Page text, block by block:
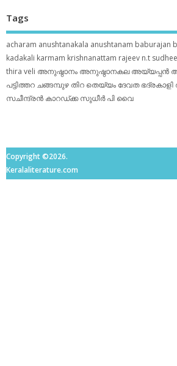
Tags
acharam anushtanakala anushtanam baburajan
kadakali karmam krishnanattam rajeev n.t
thira veli അനുഷ്ഠാനം അനുഷ്ഠാനകല അയ്യപ്പന്‍
പട്ടിത്തറ ചങ്ങമ്പുഴ തിറ തെയ്യം ദേവത ഭദ്രകാളി
സചീന്ദ്രന്‍ കാറഡ്ക്ക സുധീര്‍ പി വൈ
Copyright ©2026.
Keralaliterature.com